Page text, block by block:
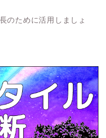
のために活用しましょ